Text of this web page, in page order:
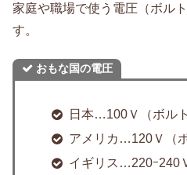
家庭や職場で使う電圧（ボル
す。
おもな国の電圧
日本…100Ｖ（ボルト
アメリカ…120Ｖ（ボ
イギリス…220ｰ240